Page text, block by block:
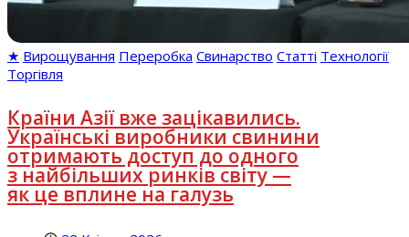
★ Вирощування Переробка Свинарство Статті Технології
Торгівля
Країни Азії вже зацікавились.
Українські виробники свинини
отримають доступ до одного
з найбільших ринків світу —
як це вплине на галузь